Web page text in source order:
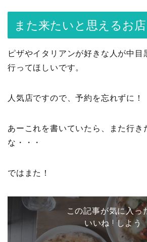
また来たいと思えるお店
ピザやイタリアンが好きな人が中目
行ってほしいです。
人気店ですので、予約を忘れずに！
あーこれを書いていたら、また行き
な・・・
ではまた！
この記事が気に入っ
いいね ! しよう